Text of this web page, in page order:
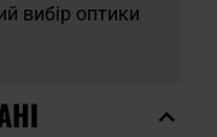
вибір оптики